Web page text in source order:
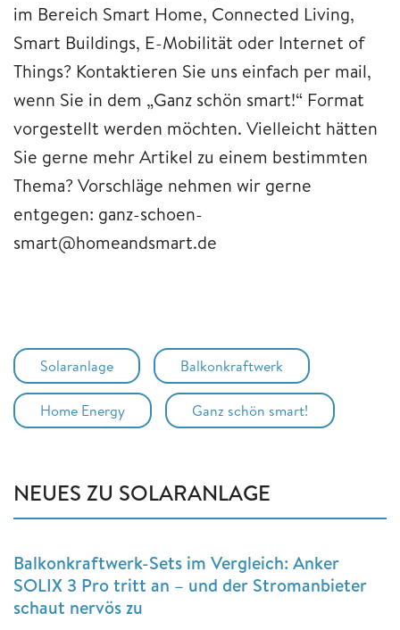
im Bereich Smart Home, Connected Living,
Smart Buildings, E-Mobilität oder Internet of
Things? Kontaktieren Sie uns einfach per mail,
wenn Sie in dem „Ganz schön smart!“ Format
vorgestellt werden möchten. Vielleicht hätten
Sie gerne mehr Artikel zu einem bestimmten
Thema? Vorschläge nehmen wir gerne
entgegen: ganz-schoen-
smart@homeandsmart.de
Solaranlage Balkonkraftwerk
Home Energy Ganz schön smart!
NEUES ZU SOLARANLAGE
Balkonkraftwerk-Sets im Vergleich: Anker
SOLIX 3 Pro tritt an – und der Stromanbieter
schaut nervös zu